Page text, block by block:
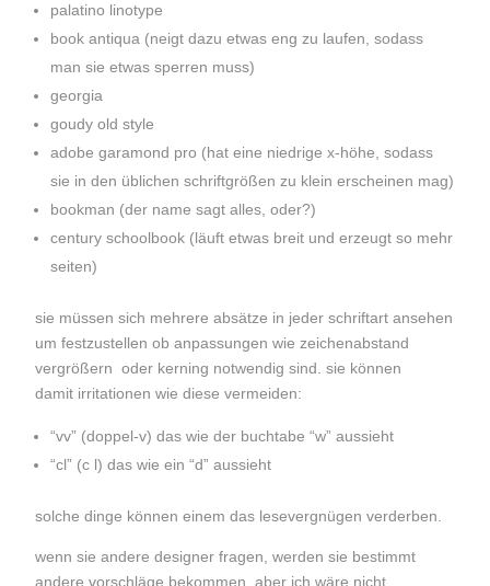
palatino linotype
book antiqua (neigt dazu etwas eng zu laufen, sodass
man sie etwas sperren muss)
georgia
goudy old style
adobe garamond pro (hat eine niedrige x-höhe, sodass
sie in den üblichen schriftgrößen zu klein erscheinen mag)
bookman (der name sagt alles, oder?)
century schoolbook (läuft etwas breit und erzeugt so mehr
seiten)
sie müssen sich mehrere absätze in jeder schriftart ansehen
um festzustellen ob anpassungen wie zeichenabstand
vergrößern oder kerning notwendig sind. sie können
damit irritationen wie diese vermeiden:
“vv” (doppel-v) das wie der buchtabe “w” aussieht
“cl” (c l) das wie ein “d” aussieht
solche dinge können einem das lesevergnügen verderben.
wenn sie andere designer fragen, werden sie bestimmt
andere vorschläge bekommen. aber ich wäre nicht